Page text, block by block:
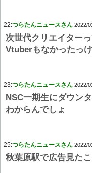
22:つらたんニュースさん 2022/
次世代クリエイター
Vtuberもなかったっ
23:つらたんニュースさん 2022/
NSC一期生にダウン
わからんでしょ
25:つらたんニュースさん 2022/
秋葉原駅で広告見た